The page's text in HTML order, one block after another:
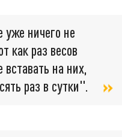
уже ничего не
как раз весов
на них,
раз в сутки".